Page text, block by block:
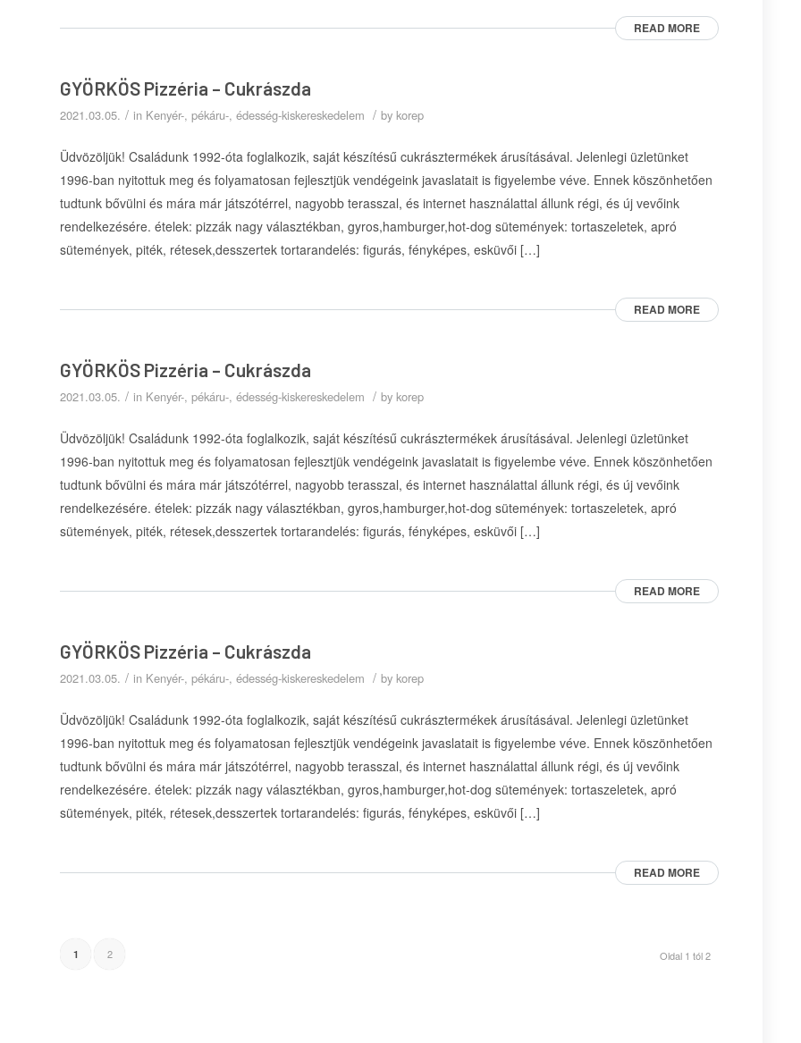
READ MORE
GYÖRKÖS Pizzéria – Cukrászda
2021.03.05. / in Kenyér-, pékáru-, édesség-kiskereskedelem / by korep
Üdvözöljük! Családunk 1992-óta foglalkozik, saját készítésű cukrásztermékek árusításával. Jelenlegi üzletünket
1996-ban nyitottuk meg és folyamatosan fejlesztjük vendégeink javaslatait is figyelembe véve. Ennek köszönhetően
tudtunk bővülni és mára már játszótérrel, nagyobb terasszal, és internet használattal állunk régi, és új vevőink
rendelkezésére. ételek: pizzák nagy választékban, gyros,hamburger,hot-dog sütemények: tortaszeletek, apró
sütemények, piték, rétesek,desszertek tortarandelés: figurás, fényképes, esküvői […]
READ MORE
GYÖRKÖS Pizzéria – Cukrászda
2021.03.05. / in Kenyér-, pékáru-, édesség-kiskereskedelem / by korep
Üdvözöljük! Családunk 1992-óta foglalkozik, saját készítésű cukrásztermékek árusításával. Jelenlegi üzletünket
1996-ban nyitottuk meg és folyamatosan fejlesztjük vendégeink javaslatait is figyelembe véve. Ennek köszönhetően
tudtunk bővülni és mára már játszótérrel, nagyobb terasszal, és internet használattal állunk régi, és új vevőink
rendelkezésére. ételek: pizzák nagy választékban, gyros,hamburger,hot-dog sütemények: tortaszeletek, apró
sütemények, piték, rétesek,desszertek tortarandelés: figurás, fényképes, esküvői […]
READ MORE
GYÖRKÖS Pizzéria – Cukrászda
2021.03.05. / in Kenyér-, pékáru-, édesség-kiskereskedelem / by korep
Üdvözöljük! Családunk 1992-óta foglalkozik, saját készítésű cukrásztermékek árusításával. Jelenlegi üzletünket
1996-ban nyitottuk meg és folyamatosan fejlesztjük vendégeink javaslatait is figyelembe véve. Ennek köszönhetően
tudtunk bővülni és mára már játszótérrel, nagyobb terasszal, és internet használattal állunk régi, és új vevőink
rendelkezésére. ételek: pizzák nagy választékban, gyros,hamburger,hot-dog sütemények: tortaszeletek, apró
sütemények, piték, rétesek,desszertek tortarandelés: figurás, fényképes, esküvői […]
READ MORE
Oldal 1 tól 2
1 2